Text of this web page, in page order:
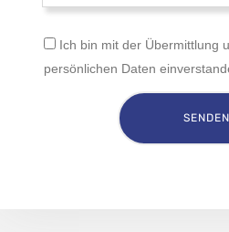
Ich bin mit der Übermittlung
persönlichen Daten